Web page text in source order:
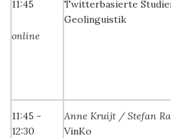
11:45
online
Twitterbasierte
Geolinguistik
11:45 -
12:30
Anne Kruijt / Stefan
VinKo